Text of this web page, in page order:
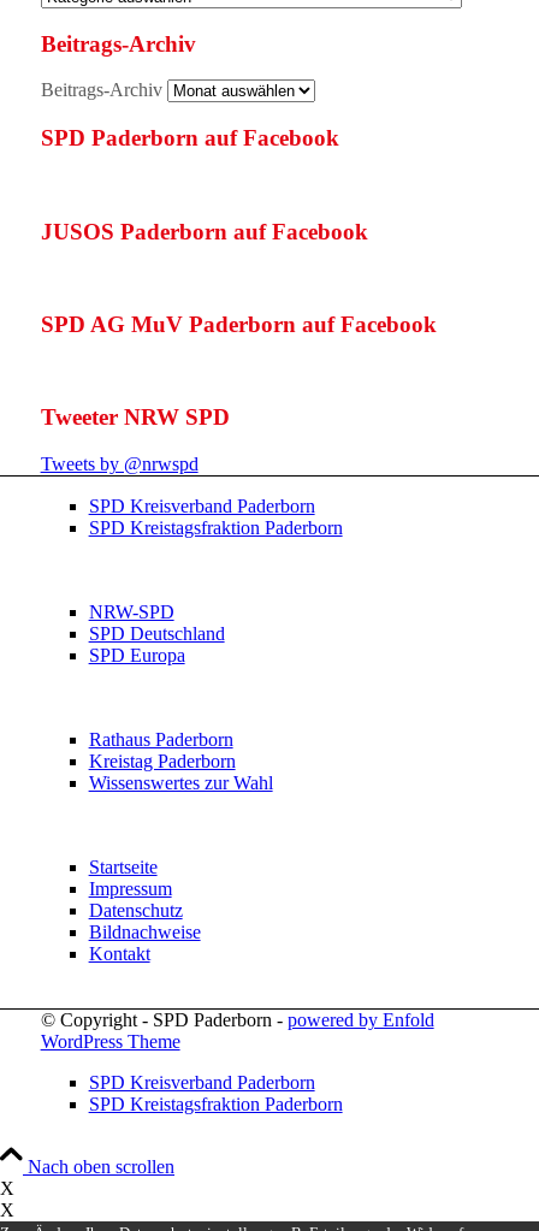
Beitrags-Archiv
Beitrags-Archiv
SPD Paderborn auf Facebook
JUSOS Paderborn auf Facebook
SPD AG MuV Paderborn auf Facebook
Tweeter NRW SPD
Tweets by @nrwspd
SPD Kreisverband Paderborn
SPD Kreistagsfraktion Paderborn
NRW-SPD
SPD Deutschland
SPD Europa
Rathaus Paderborn
Kreistag Paderborn
Wissenswertes zur Wahl
Startseite
Impressum
Datenschutz
Bildnachweise
Kontakt
© Copyright - SPD Paderborn - powered by Enfold
WordPress Theme
SPD Kreisverband Paderborn
SPD Kreistagsfraktion Paderborn
Nach oben scrollen
X
X